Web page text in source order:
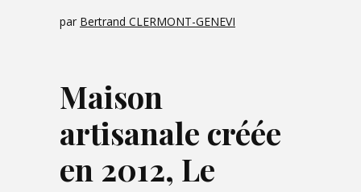
par Bertrand CLERMONT-GENEVI
Maison
artisanale créée
en 2012, Le